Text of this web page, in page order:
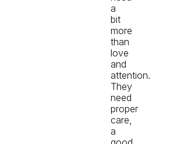
a
bit
more
than
love
and
attention.
They
need
proper
care,
a